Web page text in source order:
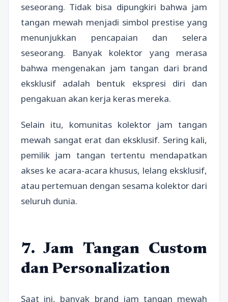
seseorang. Tidak bisa dipungkiri bahwa jam
tangan mewah menjadi simbol prestise yang
menunjukkan pencapaian dan selera
seseorang. Banyak kolektor yang merasa
bahwa mengenakan jam tangan dari brand
eksklusif adalah bentuk ekspresi diri dan
pengakuan akan kerja keras mereka.
Selain itu, komunitas kolektor jam tangan
mewah sangat erat dan eksklusif. Sering kali,
pemilik jam tangan tertentu mendapatkan
akses ke acara-acara khusus, lelang eksklusif,
atau pertemuan dengan sesama kolektor dari
seluruh dunia.
7. Jam Tangan Custom
dan Personalization
Saat ini, banyak brand jam tangan mewah